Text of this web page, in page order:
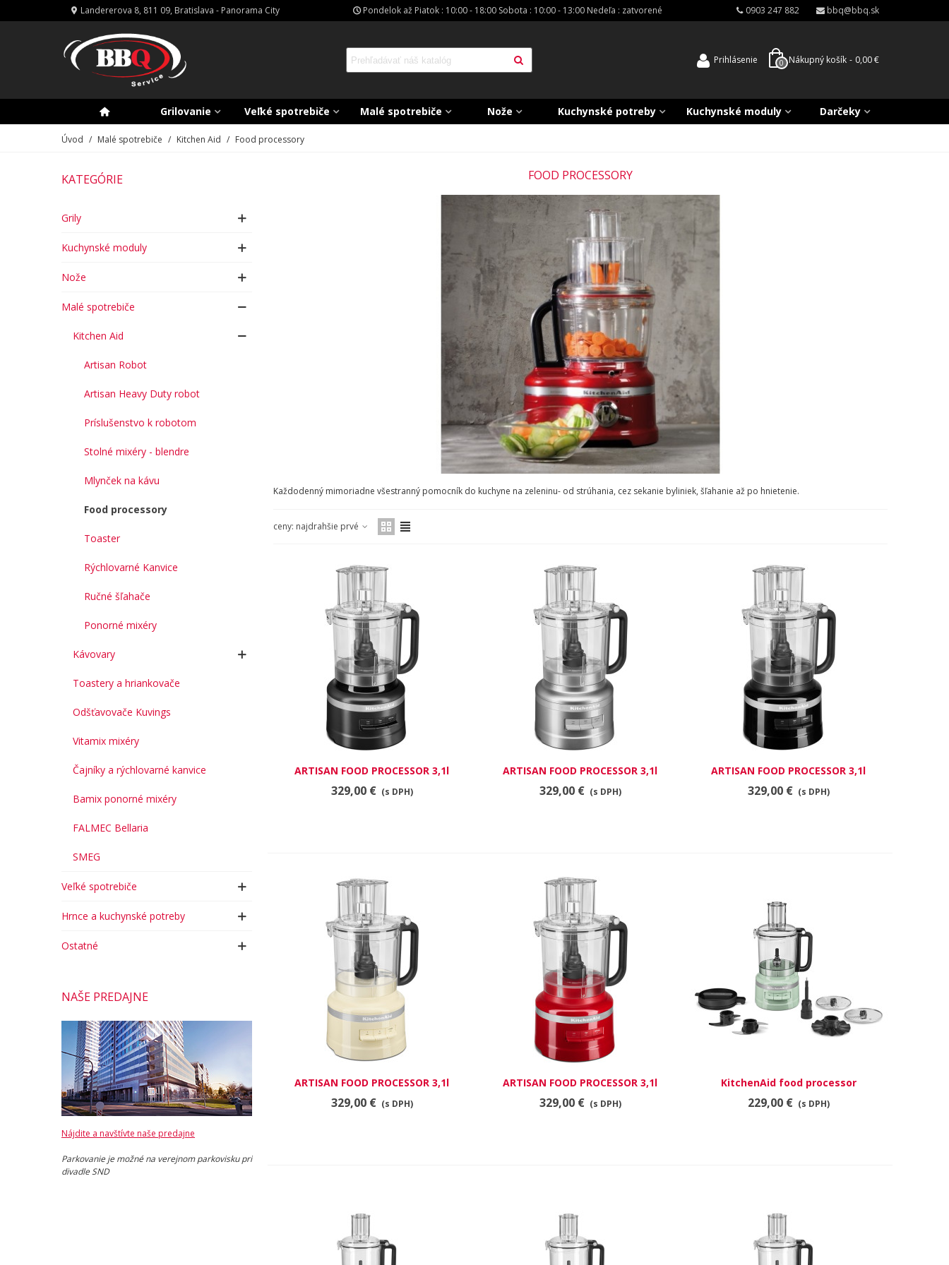
Landererova 8, 811 09, Bratislava - Panorama City Pondelok až Piatok : 10:00 - 18:00 Sobota : 10:00 - 13:00 Nedeľa : zatvorené 0903 247 882 bbq@bbq.sk
Prihlásenie 0 Nákupný košík - 0,00 €
Grilovanie Veľké spotrebiče Malé spotrebiče Nože Kuchynské potreby Kuchynské moduly Darčeky
Úvod / Malé spotrebiče / Kitchen Aid / Food processory
KATEGÓRIE
Grily
Kuchynské moduly
Nože
Malé spotrebiče
Kitchen Aid
Artisan Robot
Artisan Heavy Duty robot
Príslušenstvo k robotom
Stolné mixéry - blendre
Mlynček na kávu
Food processory
Toaster
Rýchlovarné Kanvice
Ručné šľahače
Ponorné mixéry
Kávovary
Toastery a hriankovače
Odšťavovače Kuvings
Vitamix mixéry
Čajníky a rýchlovarné kanvice
Bamix ponorné mixéry
FALMEC Bellaria
SMEG
Veľké spotrebiče
Hrnce a kuchynské potreby
Ostatné
NAŠE PREDAJNE
Nájdite a navštívte naše predajne
Parkovanie je možné na verejnom parkovisku pri
divadle SND
FOOD PROCESSORY
Každodenný mimoriadne všestranný pomocník do kuchyne na zeleninu- od strúhania, cez sekanie byliniek, šľahanie až po hnietenie.
ceny: najdrahšie prvé
RÝCHLY NÁHĽAD
ARTISAN FOOD PROCESSOR 3,1l
MATNA ČIERNA
329,00 € (s DPH)
RÝCHLY NÁHĽAD
ARTISAN FOOD PROCESSOR 3,1l
STRIEBORNÝ
329,00 € (s DPH)
RÝCHLY NÁHĽAD
ARTISAN FOOD PROCESSOR 3,1l
ČIERNY
329,00 € (s DPH)
RÝCHLY NÁHĽAD
ARTISAN FOOD PROCESSOR 3,1l
KRÉMOVÝ
329,00 € (s DPH)
RÝCHLY NÁHĽAD
ARTISAN FOOD PROCESSOR 3,1l
kráľovská červená
329,00 € (s DPH)
RÝCHLY NÁHĽAD
KitchenAid food processor
5KFP0921EPT
229,00 € (s DPH)